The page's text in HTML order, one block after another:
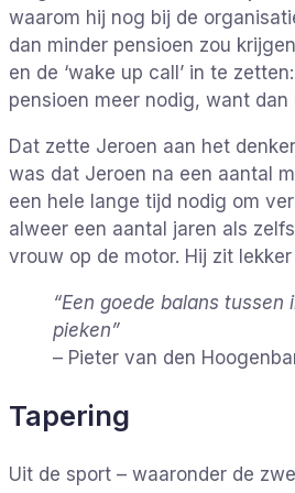
waarom hij nog bij de
dan minder pensioen zou
en de ‘wake up call’ in te
pensioen meer nodig, want
Dat zette Jeroen aan het
was dat Jeroen na een aantal
een hele lange tijd nodig om
alweer een aantal jaren als
vrouw op de motor. Hij zit
“Een goede balans
pieken”
– Pieter van den
Tapering
Uit de sport – waaronder de